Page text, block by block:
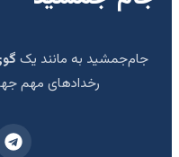
جام‌جمشید به مانند یک
رخدادهای مهم